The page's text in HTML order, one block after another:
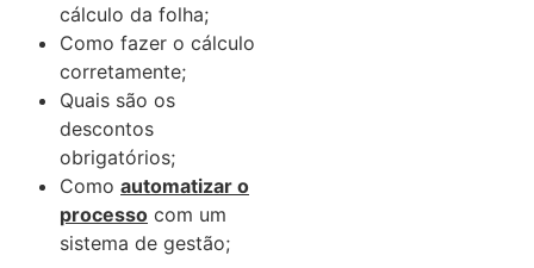
cálculo da folha;
Como fazer o cálculo
corretamente;
Quais são os
descontos
obrigatórios;
Como automatizar o
processo com um
sistema de gestão;